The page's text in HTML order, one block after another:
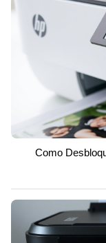
Como